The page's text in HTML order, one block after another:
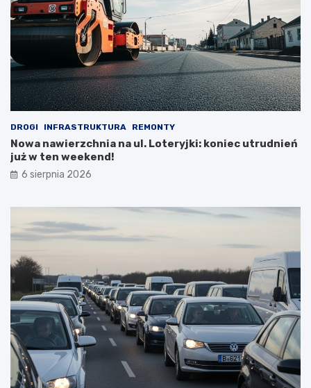
DROGI INFRASTRUKTURA REMONTY
Nowa nawierzchnia na ul. Loteryjki: koniec utrudnień
już w ten weekend!
6 sierpnia 2026